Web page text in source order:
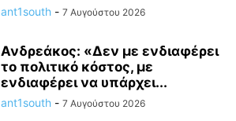
ant1south - 7 Αυγούστου 2026
Ανδρεάκος: «Δεν με ενδιαφέρει
το πολιτικό κόστος, με
ενδιαφέρει να υπάρχει...
ant1south - 7 Αυγούστου 2026